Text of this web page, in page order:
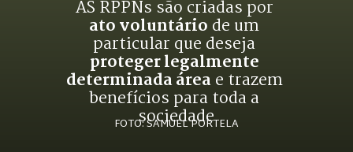
ato voluntário de um
proteger legalmente
determinada área e trazem
benefícios para toda a
sociedade
FOTO: SAMUEL PORTELA